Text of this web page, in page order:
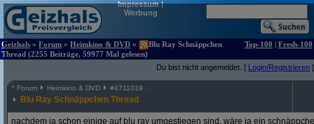
Impressum|
Werbung
Geizhals » Forum » Heimkino & DVD »
Blu Ray Schnäppchen
Thread (2255 Beiträge, 59977 Mal gelesen)
Top-100 | Fresh-100
Du bist nicht angemeldet. [ Login/Registrieren ]
^ Forum Heimkino & DVD #4711019
Blu Ray Schnäppchen Thread
nachdem ja schon einige auf blu ray umgestiegen sind, wäre ja ein